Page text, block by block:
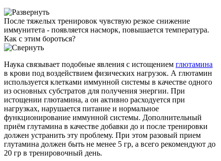
После тяжелых тренировок чувствую резкое снижение
иммунитета - появляется насморк, повышается температура.
Как с этим бороться?
Наука связывает подобные явления с истощением глютамина
в крови под воздействием физических нагрузок. А глютамин
используется клетками иммунной системы в качестве одного
из основных субстратов для получения энергии. При
истощении глютамина, а он активно расходуется при
нагрузках, нарушается питание и нормальное
функционирование иммунной системы. Дополнительный
приём глутамина в качестве добавки до и после тренировки
должен устранить эту проблему. При этом разовый прием
глутамина должен быть не менее 5 гр, а всего рекомендуют до
20 гр в тренировочный день.